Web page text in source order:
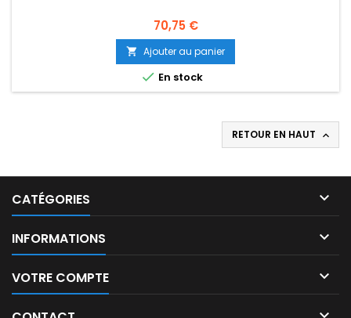
Prix
70,75 €
 Ajouter au panier
 En stock
RETOUR EN HAUT 
CATÉGORIES 
INFORMATIONS 
VOTRE COMPTE 